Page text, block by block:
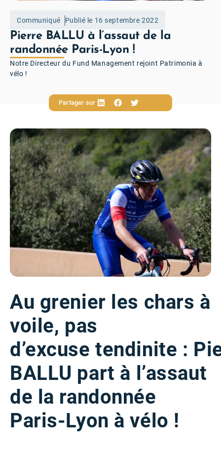
Communiqué Publié le 16 septembre 2022
Pierre BALLU à l’assaut de la
randonnée Paris-Lyon !
Notre Directeur du Fund Management rejoint Patrimonia à
vélo !
Partager sur
Au grenier les chars à
voile, pas
d’excusetendinite :
BALLU part à l’assaut
de la randonnée
Paris-Lyon à vélo !